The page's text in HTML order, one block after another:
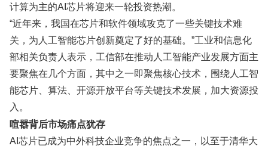
计算为主的AI芯片将迎来一轮投资热潮。
“近年来，我国在芯片和软件领域攻克了一些关键技术难
关，为人工智能芯片创新奠定了好的基础。”工业和信息化
部相关负责人表示，工信部在推动人工智能产业发展方面主
要聚焦在几个方面，其中之一即聚焦核心技术，围绕人工智
能芯片、算法、开源开放平台等关键技术发展，加大资源投
入。
喧嚣背后市场痛点犹存
AI芯片已成为中外科技企业竞争的焦点之一，以至于清华大